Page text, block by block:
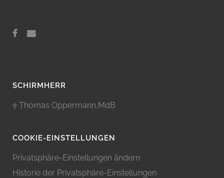
SCHIRMHERR
Thomas Oppermann,MdB
COOKIE-EINSTELLUNGEN
Privatsphäre-Einstellungen ändern
Historie der Privatsphäre-Einstellungen